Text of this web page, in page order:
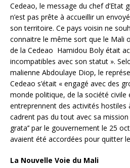
Cedeao, le message du chef d’Etat
n’est pas prête à accueillir un
son territoire. Ce pays voisin ne
connaitre le même sort que le Mali
de la Cedeao Hamidou Boly était
incompatibles avec son statut ».
malienne Abdoulaye Diop, le
Cedeao s’était « engagé avec des
monde politique, de la société civile
entreprennent des activités hostiles
cadrent pas du tout avec sa mission
grata’’ par le gouvernement le 25
avaient été accordées pour quitter
La Nouvelle Voie du Mali